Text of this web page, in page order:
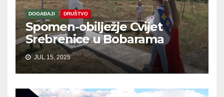
DOGAĐAJI DRUŠTVO
Spomen-obilježje Cvijet
Srebrenice u Bobarama
JUL 15, 2025